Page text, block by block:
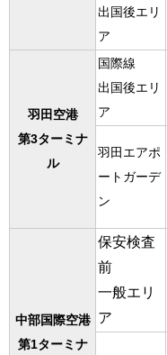
出国後エリ
ア
羽田空港
第3ターミナ
ル
国際線
出国後エリ
ア
羽田エアポ
ートガーデ
ン
中部国際空港
第1ターミナ
保安検査
前
一般エリ
ア